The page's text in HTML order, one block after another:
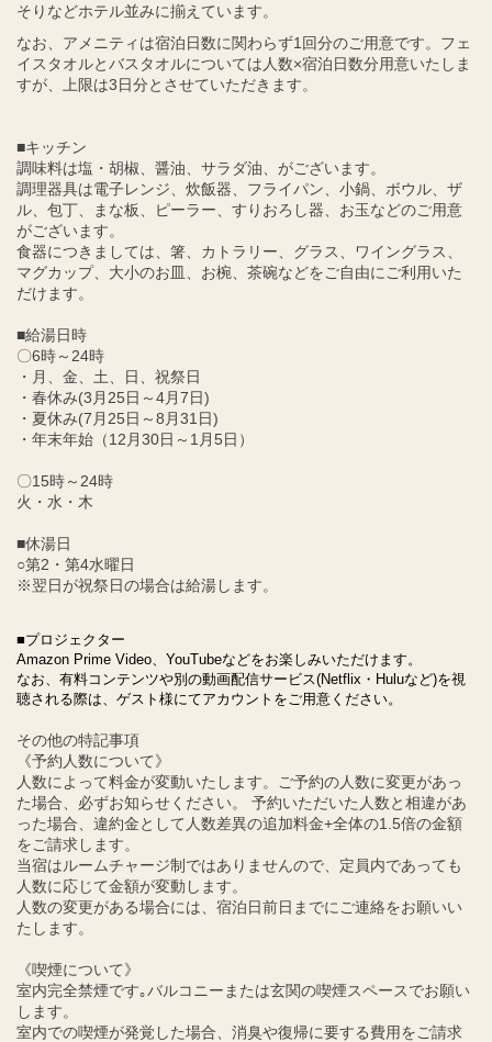
そりなどホテル並みに揃えています。
なお、アメニティは宿泊日数に関わらず1回分のご用意です。フェ
イスタオルとバスタオルについては人数×宿泊日数分用意いたしま
すが、上限は3日分とさせていただきます。
■キッチン
調味料は塩・胡椒、醤油、サラダ油、がございます。
調理器具は電子レンジ、炊飯器、フライパン、小鍋、ボウル、ザ
ル、包丁、まな板、ピーラー、すりおろし器、お玉などのご用意
がございます。
食器につきましては、箸、カトラリー、グラス、ワイングラス、
マグカップ、大小のお皿、お椀、茶碗などをご自由にご利用いた
だけます。
■給湯日時
〇6時～24時
・月、金、土、日、祝祭日
・春休み(3月25日～4月7日)
・夏休み(7月25日～8月31日)
・年末年始（12月30日～1月5日）
〇15時～24時
火・水・木
■休湯日
○第2・第4水曜日
※翌日が祝祭日の場合は給湯します。
■プロジェクター
Amazon Prime Video、YouTubeなどをお楽しみいただけます。
なお、有料コンテンツや別の動画配信サービス(Netflix・Huluなど)を視
聴される際は、ゲスト様にてアカウントをご用意ください。
その他の特記事項
《予約人数について》
人数によって料金が変動いたします。ご予約の人数に変更があっ
た場合、必ずお知らせください。 予約いただいた人数と相違があ
った場合、違約金として人数差異の追加料金+全体の1.5倍の金額
をご請求します。
当宿はルームチャージ制ではありませんので、定員内であっても
人数に応じて金額が変動します。
人数の変更がある場合には、宿泊日前日までにご連絡をお願いい
たします。
《喫煙について》
室内完全禁煙です｡バルコニーまたは玄関の喫煙スペースでお願い
します。
室内での喫煙が発覚した場合、消臭や復帰に要する費用をご請求